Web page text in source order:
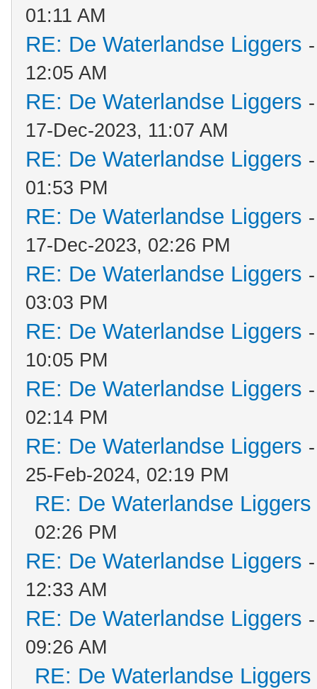
01:11 AM
RE: De Waterlandse Liggers
12:05 AM
RE: De Waterlandse Liggers
17-Dec-2023, 11:07 AM
RE: De Waterlandse Liggers
01:53 PM
RE: De Waterlandse Liggers
17-Dec-2023, 02:26 PM
RE: De Waterlandse Liggers
03:03 PM
RE: De Waterlandse Liggers
10:05 PM
RE: De Waterlandse Liggers
02:14 PM
RE: De Waterlandse Liggers
25-Feb-2024, 02:19 PM
RE: De Waterlandse Liggers
02:26 PM
RE: De Waterlandse Liggers
12:33 AM
RE: De Waterlandse Liggers
09:26 AM
RE: De Waterlandse Liggers